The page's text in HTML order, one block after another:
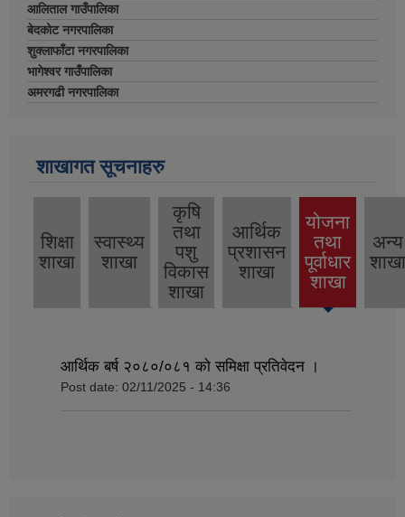
आलिताल गाउँपालिका
बेदकोट नगरपालिका
शुक्लाफाँटा नगरपालिका
भागेश्वर गाउँपालिका
अमरगढी नगरपालिका
शाखागत सूचनाहरु
शिक्षा
शाखा
स्वास्थ्य
शाखा
कृषि
तथा
पशु
विकास
शाखा
आर्थिक
प्रशासन
शाखा
योजना
तथा
पूर्वाधार
शाखा
(active
tab)
अन्य
शाखा
आर्थिक बर्ष २०८०/०८१ को समिक्षा प्रतिवेदन ।
Post date: 02/11/2025 - 14:36